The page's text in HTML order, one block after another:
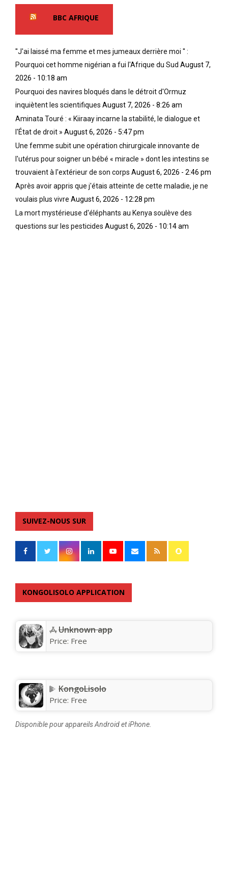
BBC AFRIQUE
''J'ai laissé ma femme et mes jumeaux derrière moi '' :
Pourquoi cet homme nigérian a fui l'Afrique du Sud August 7,
2026 - 10:18 am
Pourquoi des navires bloqués dans le détroit d'Ormuz
inquiètent les scientifiques August 7, 2026 - 8:26 am
Aminata Touré : « Kiiraay incarne la stabilité, le dialogue et
l'État de droit » August 6, 2026 - 5:47 pm
Une femme subit une opération chirurgicale innovante de
l'utérus pour soigner un bébé « miracle » dont les intestins se
trouvaient à l'extérieur de son corps August 6, 2026 - 2:46 pm
Après avoir appris que j'étais atteinte de cette maladie, je ne
voulais plus vivre August 6, 2026 - 12:28 pm
La mort mystérieuse d'éléphants au Kenya soulève des
questions sur les pesticides August 6, 2026 - 10:14 am
SUIVEZ-NOUS SUR
KONGOLISOLO APPLICATION
Unknown app
Price: Free
KongoLisolo
Price: Free
Disponible pour appareils Android et iPhone.